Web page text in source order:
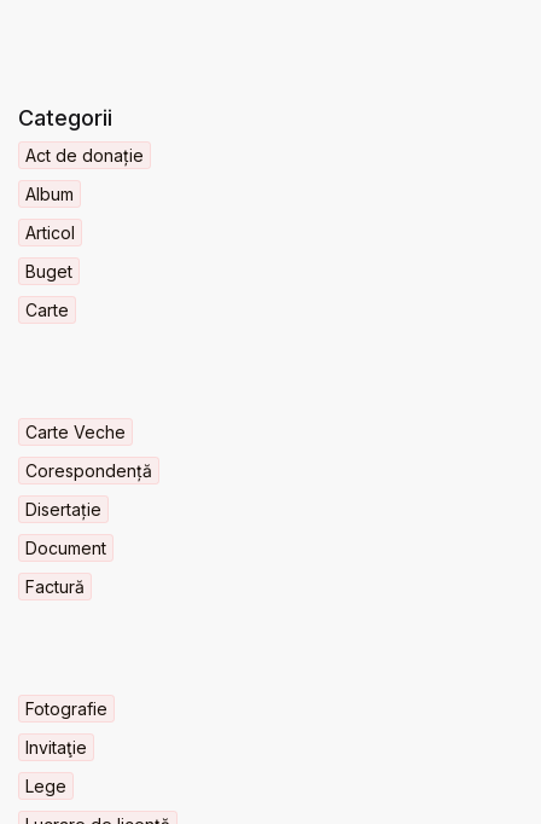
Categorii
Act de donație
Album
Articol
Buget
Carte
Carte Veche
Corespondență
Disertație
Document
Factură
Fotografie
Invitaţie
Lege